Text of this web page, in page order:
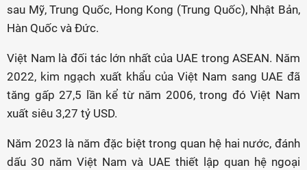
sau Mỹ, Trung Quốc, Hong Kong (Trung Quốc), Nhật Bản,
Hàn Quốc và Đức.
Việt Nam là đối tác lớn nhất của UAE trong ASEAN. Năm
2022, kim ngạch xuất khẩu của Việt Nam sang UAE đã
tăng gấp 27,5 lần kể từ năm 2006, trong đó Việt Nam
xuất siêu 3,27 tỷ USD.
Năm 2023 là năm đặc biệt trong quan hệ hai nước, đánh
dấu 30 năm Việt Nam và UAE thiết lập quan hệ ngoại